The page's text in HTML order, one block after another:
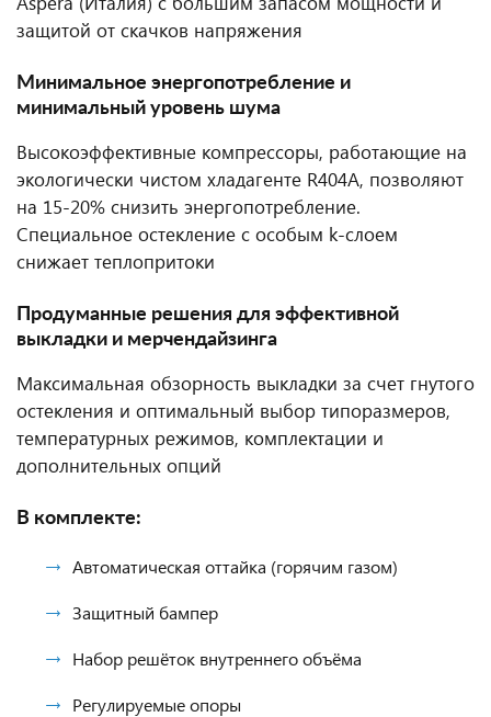
защитой от скачков напряжения
Минимальное энергопотребление и
минимальный уровень шума
Высокоэффективные компрессоры, работающие на
экологически чистом хладагенте R404A, позволяют
на 15-20% снизить энергопотребление.
Специальное остекление с особым k-слоем
снижает теплопритоки
Продуманные решения для эффективной
выкладки и мерчендайзинга
Максимальная обзорность выкладки за счет гнутого
остекления и оптимальный выбор типоразмеров,
температурных режимов, комплектации и
дополнительных опций
В комплекте:
Автоматическая оттайка (горячим газом)
Защитный бампер
Набор решёток внутреннего объёма
Регулируемые опоры